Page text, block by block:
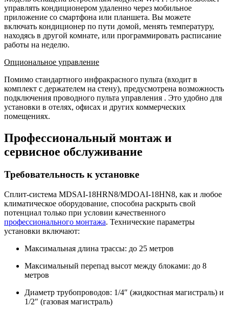
управлять кондиционером удаленно через мобильное
приложение со смартфона или планшета. Вы можете
включать кондиционер по пути домой, менять температуру,
находясь в другой комнате, или программировать расписание
работы на неделю.
Опциональное управление
Помимо стандартного инфракрасного пульта (входит в
комплект с держателем на стену), предусмотрена возможность
подключения проводного пульта управления . Это удобно для
установки в отелях, офисах и других коммерческих
помещениях.
Профессиональный монтаж и
сервисное обслуживание
Требовательность к установке
Сплит-система MDSAI-18HRN8/MDOAI-18HN8, как и любое
климатическое оборудование, способна раскрыть свой
потенциал только при условии качественного
профессионального монтажа. Технические параметры
установки включают:
Максимальная длина трассы: до 25 метров
Максимальный перепад высот между блоками: до 8
метров
Диаметр трубопроводов: 1/4″ (жидкостная магистраль) и
1/2″ (газовая магистраль)